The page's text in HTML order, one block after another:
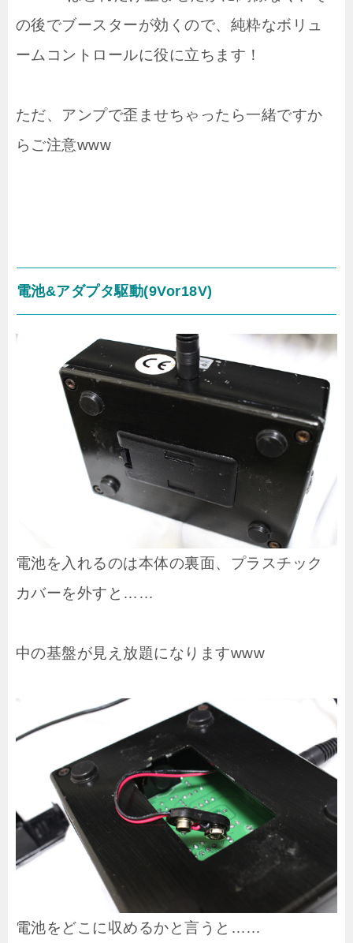
の後でブースターが効くので、純粋なボリュ
ームコントロールに役に立ちます！
ただ、アンプで歪ませちゃったら一緒ですか
らご注意www
電池&アダプタ駆動(9Vor18V)
電池を入れるのは本体の裏面、プラスチック
カバーを外すと……
中の基盤が見え放題になりますwww
電池をどこに収めるかと言うと……